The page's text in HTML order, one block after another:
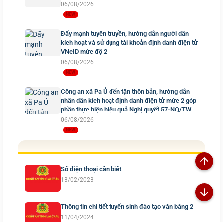
06/08/2026
Đẩy mạnh tuyên truyền, hướng dẫn người dân
kích hoạt và sử dụng tài khoản định danh điện tử
VNeID mức độ 2
06/08/2026
Công an xã Pa Ủ đến tận thôn bản, hướng dẫn
nhân dân kích hoạt định danh điện tử mức 2 góp
phần thực hiện hiệu quả Nghị quyết 57-NQ/TW.
06/08/2026
Số điện thoại cần biết
13/02/2023
Thông tin chi tiết tuyển sinh đào tạo văn bằng 2
11/04/2024